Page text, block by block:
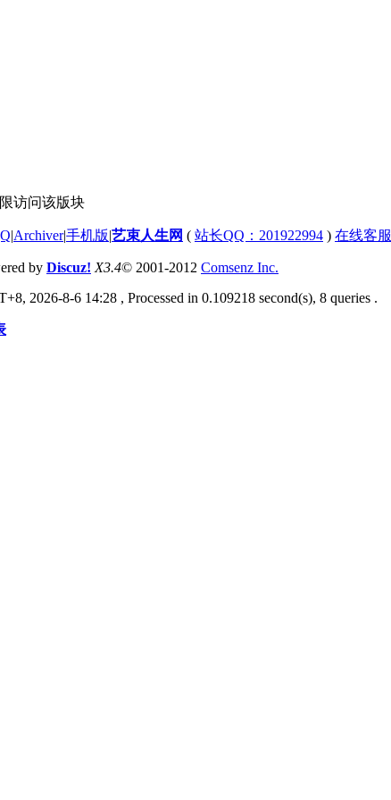
访问该版块
|Archiver|手机版|艺束人生网 ( 站长QQ：201922994 ) 在线客服
by Discuz! X3.4© 2001-2012 Comsenz Inc.
2026-8-6 14:28 , Processed in 0.109218 second(s), 8 queries .